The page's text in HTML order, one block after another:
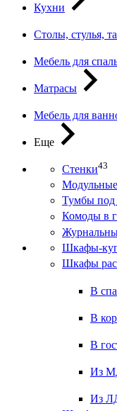
Кухни
Столы, стулья,
Мебель для
Матрасы
Мебель для
Еще
Стенки43
Тумбы
Комоды в
Шкафы-
Шкафы
В
В
В
Из
Из